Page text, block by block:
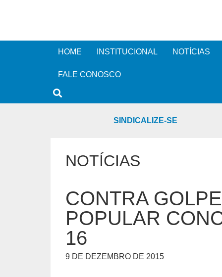
HOME INSTITUCIONAL NOTÍCIAS
FALE CONOSCO
SINDICALIZE-SE
NOTÍCIAS
CONTRA
POPULAR
16
9 DE DEZEMBRO DE 2015